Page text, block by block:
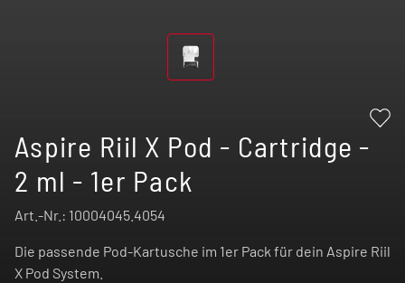
Aspire Riil X Pod - Cartridge -
2 ml - 1er Pack
Art.-Nr.: 10004045.4054
Die passende Pod-Kartusche im 1er Pack für dein Aspire Riil
X Pod System.